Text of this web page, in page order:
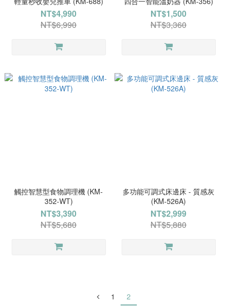
NT$4,990
NT$6,990
NT$1,500
NT$3,360
觸控智慧型食物調理機 (KM-
352-WT)
NT$3,390
NT$5,680
多功能可調式床邊床 - 質感灰
(KM-526A)
NT$2,999
NT$5,880
1 2